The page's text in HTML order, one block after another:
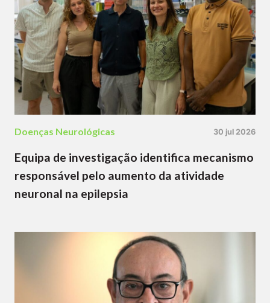
Doenças Neurológicas 30 jul 2026
Equipa de investigação identifica mecanismo
responsável pelo aumento da atividade
neuronal na epilepsia